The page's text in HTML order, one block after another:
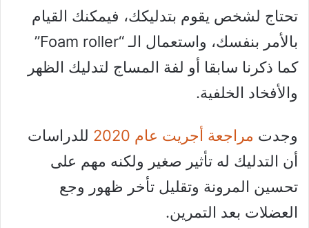
تحتاج لشخص يقوم بتدليكك، فيمكنك القيام
بالأمر بنفسك، واستعمال الـ “Foam roller”
كما ذكرنا سابقا أو لفة المساج لتدليك الظهر
والأفخاد الخلفية.
وجدت مراجعة أجريت عام 2020
للدراسات
أن التدليك له تأثير صغير ولكنه مهم على
تحسين المرونة وتقليل تأخر ظهور وجع
العضلات بعد التمرين.